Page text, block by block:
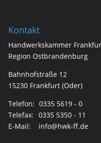
Kontakt
Handwerkskammer
Region Ostbrandenburg
Bahnhofstraße 12
15230 Frankfurt (Oder)
Telefon: 0335 5619 - 0
Telefax:
0335 5350 - 11
E-Mail:
info@hwk-ff.de